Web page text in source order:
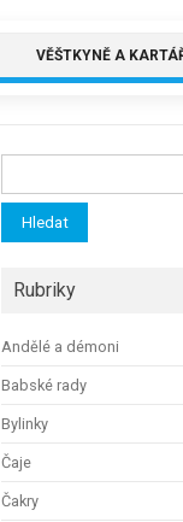
VĚŠTKYNĚ A
Rubriky
Andělé a démoni
Babské rady
Bylinky
Čaje
Čakry